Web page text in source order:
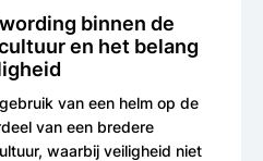
binnen de
en het belang
van een helm op de
van een bredere
waarbij veiligheid niet